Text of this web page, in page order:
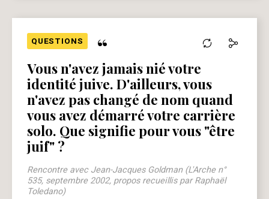
QUESTIONS “
Vous n'avez jamais nié votre
identité juive. D'ailleurs, vous
n'avez pas changé de nom quand
vous avez démarré votre carrière
solo. Que signifie pour vous "être
juif" ?
Rencontre avec Jean-Jacques Goldman (L'Arche n°
535, septembre 2002, propos recueillis par Raphaël
Toledano)